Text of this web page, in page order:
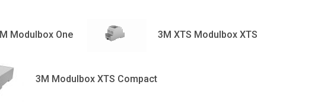
Modulbox One 3M XTS Modulbox XTS
3M Modulbox XTS Compact